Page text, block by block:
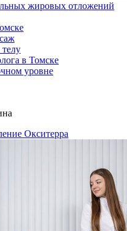
жировых отложений
в Томске
уровне
Окситерра